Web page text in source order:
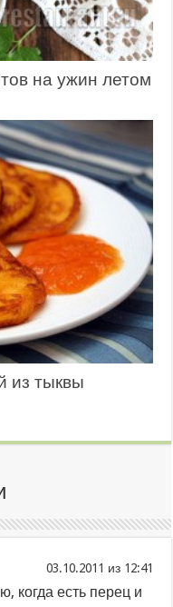
на ужин летом
из тыквы
из
когда есть перец и